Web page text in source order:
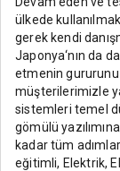
ülkede
gerek kendi
Japonya‘nın da
etmenin gururunu
müşterilerimizle
sistemleri temel
gömülü
kadar tüm
eğitimli, Elektrik,